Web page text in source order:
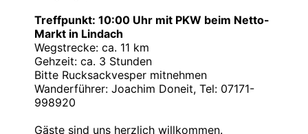
Treffpunkt: 10:00 Uhr mit PKW beim Netto-
Markt in Lindach
Wegstrecke: ca. 11 km
Gehzeit: ca. 3 Stunden
Bitte Rucksackvesper mitnehmen
Wanderführer: Joachim Doneit, Tel: 07171-
998920
Gäste sind uns herzlich willkommen.